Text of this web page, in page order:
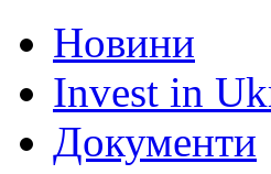
Новини
Invest in
Документи